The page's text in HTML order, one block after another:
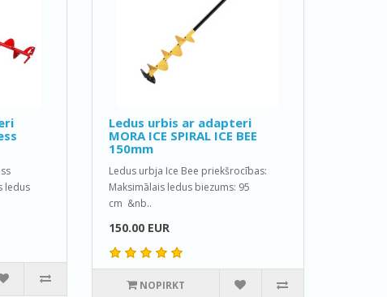
ledus
Ledus urbis ar adapteri
MORA ICE SPIRAL ICE BEE
150mm
Ledus urbja Ice Bee priekšrocības:
Maksimālais ledus biezums: 95
cm &nb..
150.00 EUR
NOPIRKT